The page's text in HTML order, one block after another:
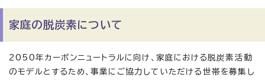
家庭の脱炭素について
2050年カーボンニュートラルに向け、家庭における脱炭素活動
のモデルとするため、事業にご協力していただける世帯を募集し